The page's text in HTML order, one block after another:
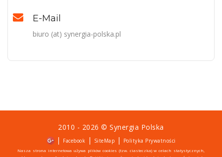
E-Mail
biuro (at) synergia-polska.pl
2010 - 2026 ©Synergia Polska
|
Facebook | SiteMap | Polityka Prywatności
Nasza strona internetowa używa plików cookies (tzw. ciasteczka) w celach statystycznych,